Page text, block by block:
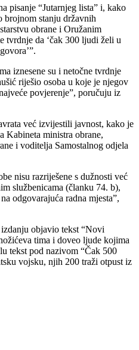
pisanje “Jutarnjeg lista” i, kako
brojnom stanju državnih
obrane i Oružanim
tvrdnje da ‘čak 300 ljudi želi u
iznesene su i netočne tvrdnje
riješio osoba u koje je njegov
povjerenje”, poručuju iz
već izvijestili javnost, kako je
Kabineta ministra obrane,
i voditelja Samostalnog odjela
nisu razriješene s dužnosti već
službenicama (članku 74. b),
odgovarajuća radna mjesta”,
objavio tekst “Novi
tima i doveo ljude kojima
tekst pod nazivom “Čak 500
vojsku, njih 200 traži otpust iz